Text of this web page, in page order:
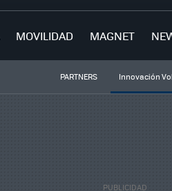
MOVILIDAD MAGNET
PARTNERS Innovación